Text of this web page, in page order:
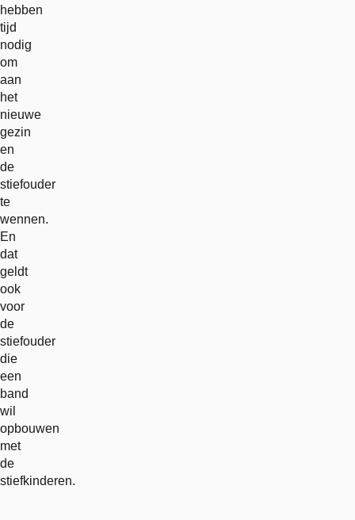
hebben
tijd
nodig
om
aan
het
nieuwe
gezin
en
de
stiefouder
te
wennen.
En
dat
geldt
ook
voor
de
stiefouder
die
een
band
wil
opbouwen
met
de
stiefkinderen.